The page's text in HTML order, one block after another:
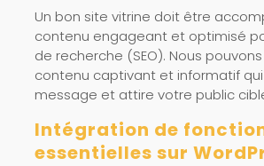
Un bon site vitrine doit être
contenu engageant et optimisé
de recherche (SEO). Nous
contenu captivant et informatif
message et attire votre public
Intégration de
essentielles sur